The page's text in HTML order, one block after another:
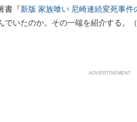
書『新版 家族喰い 尼崎連続変死事件
でいたのか。その一端を紹介する。
ADVERTISEMENT